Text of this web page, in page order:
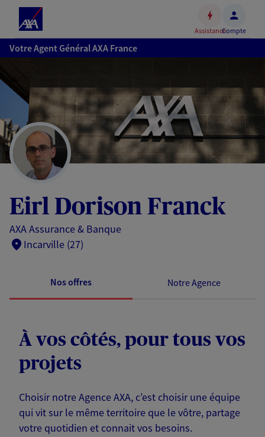
Accéder
au
Accéder
au
pied
de
page
AssistanceCompte
Votre Agent Général AXA France
Eirl Dorison Franck
AXA Assurance & Banque
Incarville (27)
Nos offres Notre Agence
À vos côtés, pour tous vos
projets
Choisir notre Agence AXA, c’est choisir une équipe
qui vit sur le même territoire que le vôtre, partage
votre quotidien et connait vos besoins.